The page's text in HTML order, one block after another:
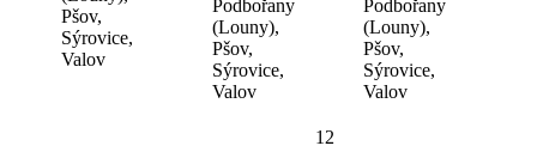
Pšov,
Sýrovice,
Valov
Podbořany
(Louny),
Pšov,
Sýrovice,
Valov
Podbořany
(Louny),
Pšov,
Sýrovice,
Valov
12